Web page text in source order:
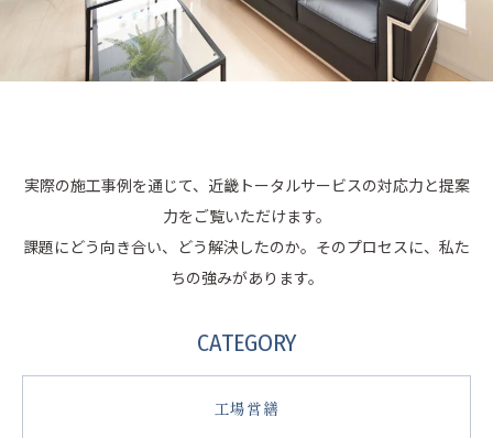
実際の施工事例を通じて、近畿トータルサービスの対応力と提案
力をご覧いただけます。
課題にどう向き合い、どう解決したのか。そのプロセスに、私た
ちの強みがあります。
CATEGORY
工場営繕